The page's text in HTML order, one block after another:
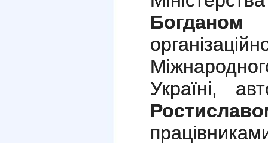
Богданом
Україні,